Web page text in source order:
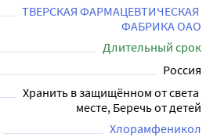
инфекцией. Он активен в
штаммов грамположительных
микроорганизмов, устойчивых к
сульфаниламидам.
только для наружного
на пораженные участки кожи
использованием необходимо
ТВЕРСКАЯ ФАРМАЦЕВТИЧЕСКАЯ
ФАБРИКА ОАО
Длительный срок
Россия
Хранить в защищённом от света
месте, Беречь от детей
Хлорамфеникол